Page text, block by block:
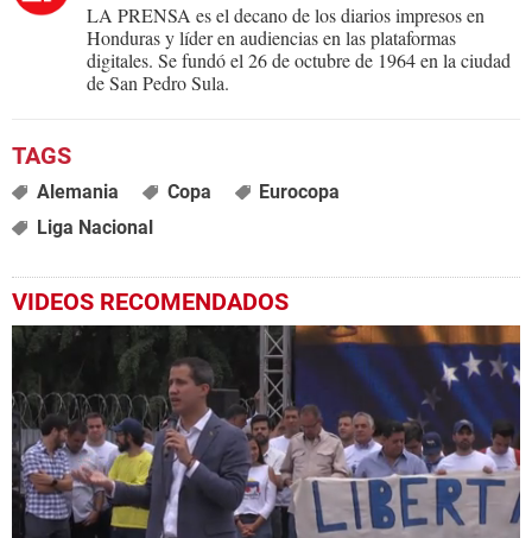
LA PRENSA es el decano de los diarios impresos en
Honduras y líder en audiencias en las plataformas
digitales. Se fundó el 26 de octubre de 1964 en la ciudad
de San Pedro Sula.
Alemania Copa
Eurocopa
Liga Nacional
VIDEOS RECOMENDADOS